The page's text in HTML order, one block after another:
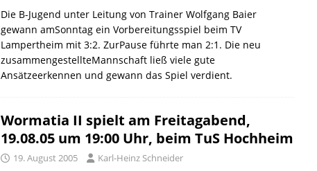
Die B-Jugend unter Leitung von Trainer Wolfgang Baier
gewann amSonntag ein Vorbereitungsspiel beim TV
Lampertheim mit 3:2. ZurPause führte man 2:1. Die neu
zusammengestellteMannschaft ließ viele gute
Ansätzeerkennen und gewann das Spiel verdient.
Wormatia II spielt am Freitagabend,
19.08.05 um 19:00 Uhr, beim TuS Hochheim
19. August 2005 Karl-Heinz Schneider